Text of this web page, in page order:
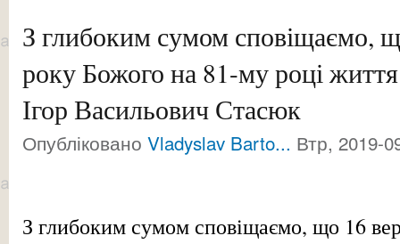
З глибоким сумом сповіщаємо,
року Божого на 81-му році життя
Ігор Васильович Стасюк
Опубліковано Vladyslav Barto... Втр, 2019-
З глибоким сумом сповіщаємо, що 16